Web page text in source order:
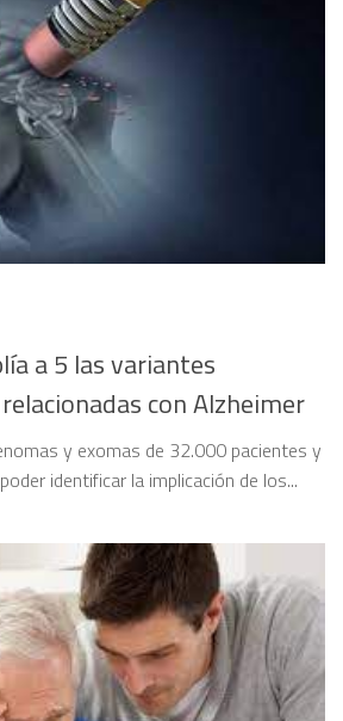
a 5 las variantes
con Alzheimer
y exomas de 32.000 pacientes y
identificar la implicación de los...